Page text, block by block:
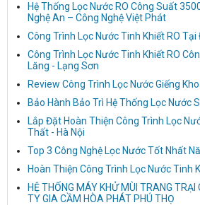
Hệ Thống Lọc Nước RO Công Suất
Nghệ An – Công Nghệ Việt Phát
Công Trình Lọc Nước Tinh Khiết RO
Công Trình Lọc Nước Tinh Khiết RO
Lăng - Lạng Sơn
Review Công Trình Lọc Nước Giếng
Bảo Hành Bảo Trì Hệ Thống Lọc Nước
Lắp Đặt Hoàn Thiện Công Trình Lọc
Thất - Hà Nội
Top 3 Công Nghệ Lọc Nước Tốt Nhất
Hoàn Thiện Công Trình Lọc Nước Tinh
HỆ THỐNG MÁY KHỬ MÙI TRANG TRẠI
TY GIA CẦM HÒA PHÁT PHÚ THỌ